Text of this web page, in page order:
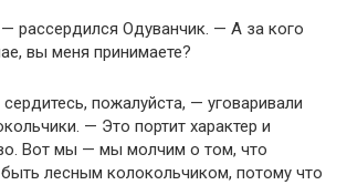
рассердился Одуванчик. — А за кого
вы меня принимаете?
пожалуйста, — уговаривали
— Это портит характер и
Вот мы — мы молчим о том, что
лесным колокольчиком, потому что